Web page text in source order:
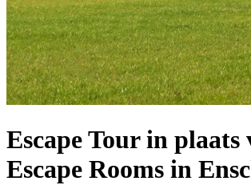
Escape Tour in plaats
Escape Rooms in